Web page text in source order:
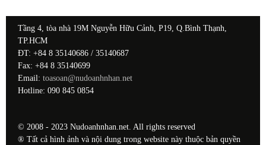
Tầng 4, tòa nhà 19M Nguyễn Hữu Cảnh, P19, Q.Bình Thạnh,
TP.HCM
ĐT: +84 8 35140686 / 35140687
Fax: +84 8 35140699
Email: toasoan@nudoanhnhan.net
Hotline: 090 845 0854
© 2008 - 2023 Nudoanhnhan.net. All rights reserved
® Tất cả hình ảnh và nội dung trong website này thuộc bản quyền